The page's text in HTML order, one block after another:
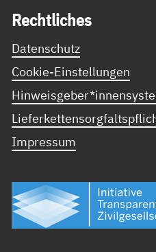
Recht­li­ches
Datenschutz
Cookie-Einstellungen
Impressum